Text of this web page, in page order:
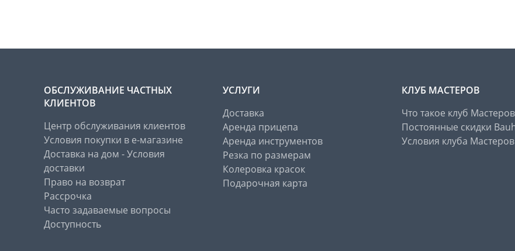
ОБСЛУЖИВАНИЕ ЧАСТНЫХ
КЛИЕНТОВ
Центр обслуживания клиентов
Условия покупки в е-магазине
Доставка на дом - Условия
доставки
Право на возврат
Рассрочка
Часто задаваемые вопросы
Доступность
УСЛУГИ
Доставка
Аренда прицепа
Аренда инструментов
Резка по размерам
Колеровка красок
Подарочная карта
КЛУБ МАСТЕРОВ
Что такое клуб
Постоянные скидки
Условия клуба Мастеров